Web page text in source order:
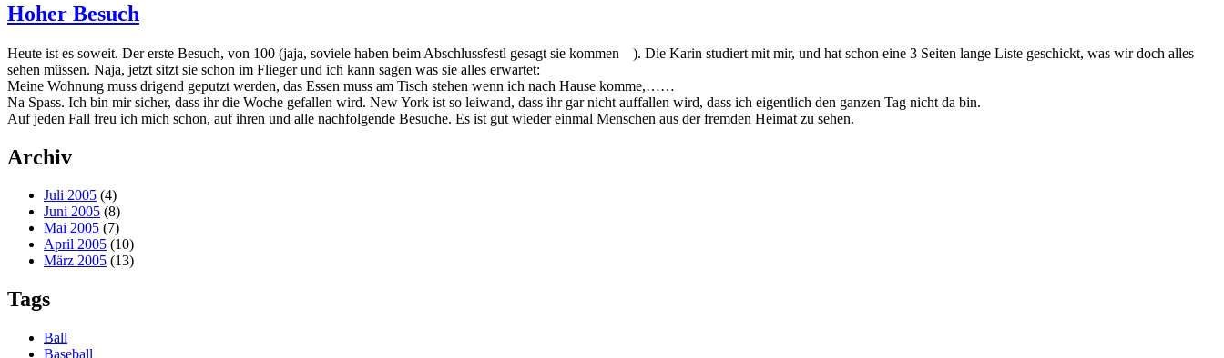
Hoher Besuch
Heute ist es soweit. Der erste Besuch, von 100 (jaja, soviele haben beim Abschlussfestl gesagt sie kommen
). Die Karin studiert mit mir, und hat schon eine 3 Seiten lange Liste geschickt, was wir doch alles
sehen müssen. Naja, jetzt sitzt sie schon im Flieger und ich kann sagen was sie alles erwartet:
Meine Wohnung muss drigend geputzt werden, das Essen muss am Tisch stehen wenn ich nach Hause komme,……
Na Spass. Ich bin mir sicher, dass ihr die Woche gefallen wird. New York ist so leiwand, dass ihr gar nicht auffallen wird, dass ich eigentlich den ganzen Tag nicht da bin.
Auf jeden Fall freu ich mich schon, auf ihren und alle nachfolgende Besuche. Es ist gut wieder einmal Menschen aus der fremden Heimat zu sehen.
Archiv
Juli 2005 (4)
Juni 2005 (8)
Mai 2005 (7)
April 2005 (10)
März 2005 (13)
Tags
Ball
Baseball